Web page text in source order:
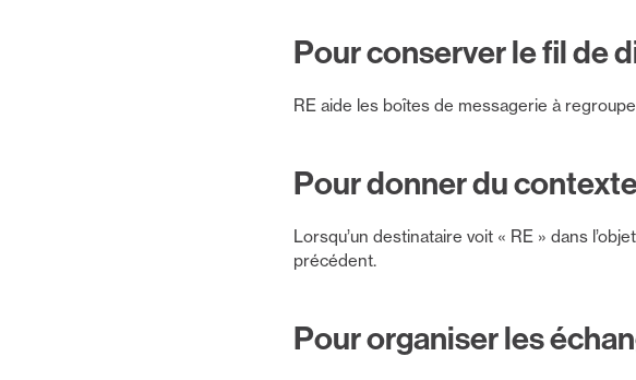
Pour conserver le fil de
RE aide les boîtes de messagerie à
Pour donner du
Lorsqu’un destinataire voit « RE » dans
précédent.
Pour organiser les